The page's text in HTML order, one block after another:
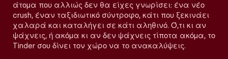
άτομα που αλλιώς δεν θα είχες γνωρίσει: ένα νέο
crush, έναν ταξιδιωτικό σύντροφο, κάτι που ξεκινάει
χαλαρά και καταλήγει σε κάτι αληθινό. Ό,τι κι αν
ψάχνεις, ή ακόμα κι αν δεν ψάχνεις τίποτα ακόμα, το
Tinder σου δίνει τον χώρο να το ανακαλύψεις.